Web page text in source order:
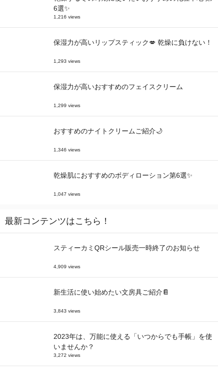
6選✨
1,216 views
保湿力が高いリップスティック💋 乾燥に負けない！
1,293 views
保湿力が高いおすすめのフェイスクリーム
1,299 views
おすすめのナイトクリームご紹介🌙
1,346 views
乾燥肌におすすめのボディローション第6選✨
1,047 views
最新コンテンツはこちら！
スティーカミQRシール販売一時終了のお知らせ
4,909 views
新生活に使い始めたい文房具ご紹介📔
3,843 views
2023年は、万能に使える「いつからでも手帳」を使
いませんか？
3,272 views